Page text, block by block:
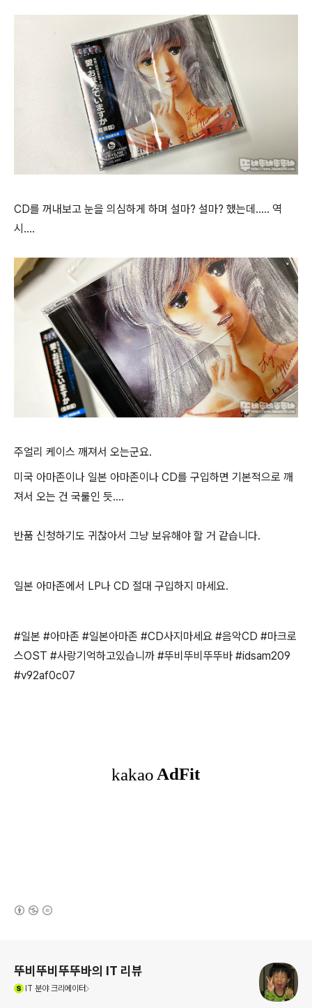
CD를 꺼내보고 눈을 의심하게 하며 설마? 설마? 했는데..... 역
시....
주얼리 케이스 깨져서 오는군요.
미국 아마존이나 일본 아마존이나 CD를 구입하면 기본적으로 깨
져서 오는 건 국룰인 듯....
반품 신청하기도 귀찮아서 그냥 보유해야 할 거 같습니다.
일본 아마존에서 LP나 CD 절대 구입하지 마세요.
#일본 #아마존 #일본아마존 #CD사지마세요 #음악CD #마크로
스OST #사랑기억하고있습니까 #뚜비뚜비뚜뚜바 #idsam209
#v92af0c07
뚜비뚜비뚜뚜바의 IT 리뷰
IT 분야 크리에이터